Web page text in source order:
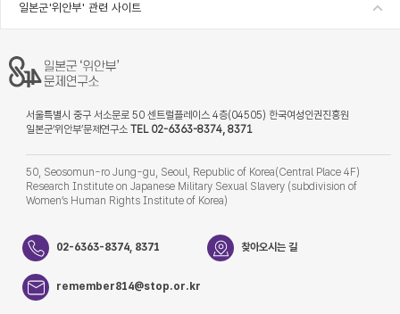
일본군'위안부' 관련 사이트
서울특별시 중구 서소문로 50 센트럴플레이스 4층(04505) 한국여성인권진흥원
일본군‘위안부’문제연구소 TEL 02-6363-8374, 8371
50, Seosomun-ro Jung-gu, Seoul, Republic of Korea(Central Place 4F)
Research Institute on Japanese Military Sexual Slavery (subdivision of
Women’s Human Rights Institute of Korea)
02-6363-8374, 8371 찾아오시는 길
remember814@stop.or.kr